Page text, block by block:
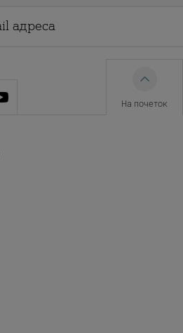
На почеток